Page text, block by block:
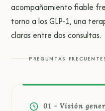
acompañamiento fiable
torno a los GLP-1, una
claras entre dos consultas.
PREGUNTAS
01 - Visión